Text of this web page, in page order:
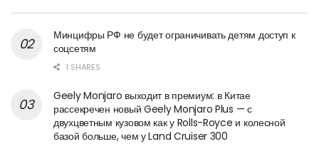
Минцифры РФ не будет ограничивать детям доступ к
соцсетям
1 SHARES
Geely Monjaro выходит в премиум: в Китае
рассекречен новый Geely Monjaro Plus — с
двухцветным кузовом как у Rolls-Royce и колесной
базой больше, чем у Land Cruiser 300